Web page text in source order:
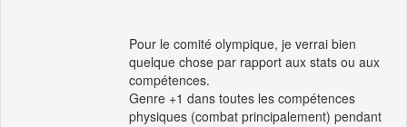
Pour le comité olympique, je verrai bien
quelque chose par rapport aux stats ou aux
compétences.
Genre +1 dans toutes les compétences
physiques (combat principalement) pendant